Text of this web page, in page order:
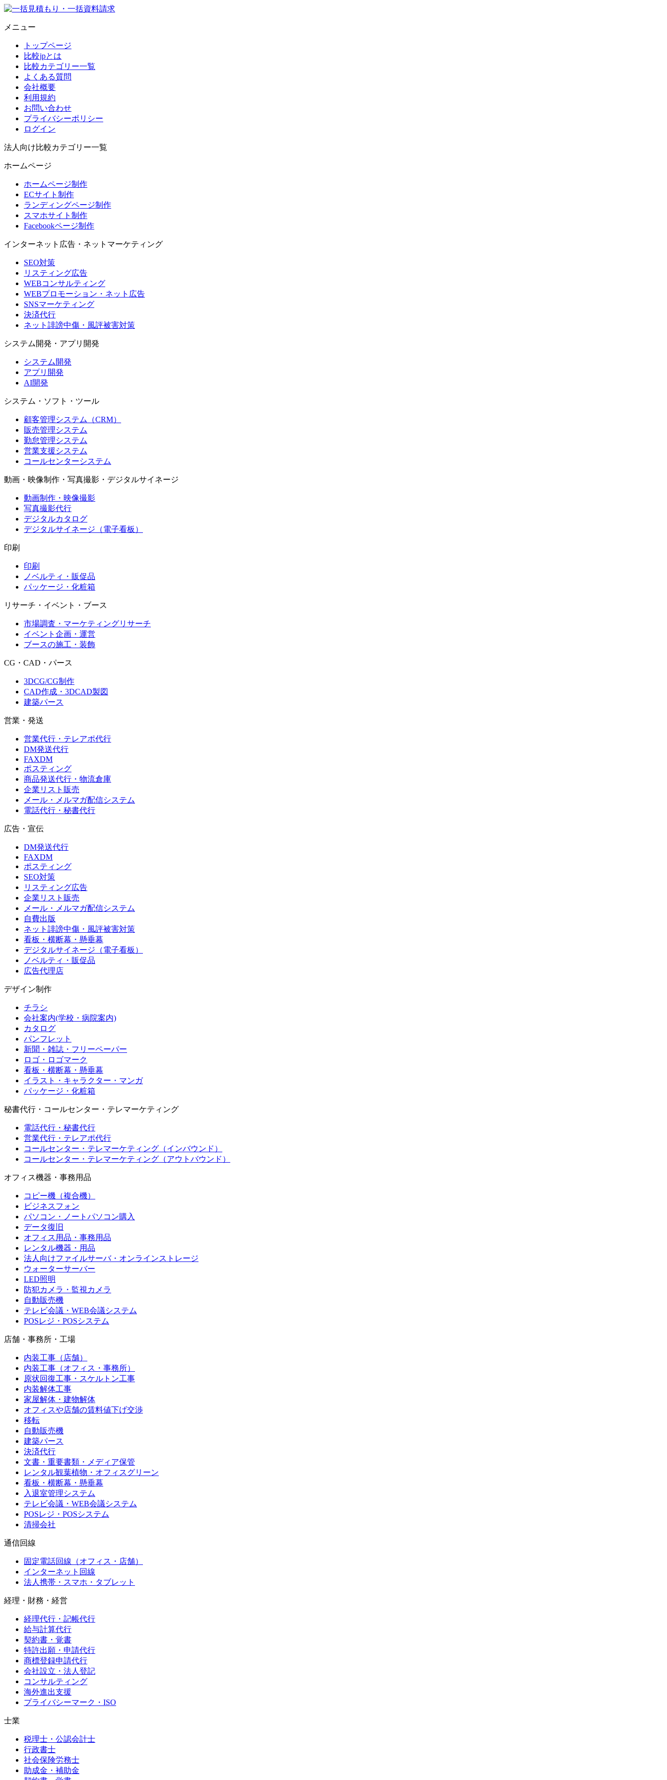
メニュー
トップページ
比較jpとは
比較カテゴリー一覧
よくある質問
会社概要
利用規約
お問い合わせ
プライバシーポリシー
ログイン
法人向け比較カテゴリー一覧
ホームページ
ホームページ制作
ECサイト制作
ランディングページ制作
スマホサイト制作
Facebookページ制作
インターネット広告・ネットマーケティング
SEO対策
リスティング広告
WEBコンサルティング
WEBプロモーション・ネット広告
SNSマーケティング
決済代行
ネット誹謗中傷・風評被害対策
システム開発・アプリ開発
システム開発
アプリ開発
AI開発
システム・ソフト・ツール
顧客管理システム（CRM）
販売管理システム
勤怠管理システム
営業支援システム
コールセンターシステム
動画・映像制作・写真撮影・デジタルサイネージ
動画制作・映像撮影
写真撮影代行
デジタルカタログ
デジタルサイネージ（電子看板）
印刷
印刷
ノベルティ・販促品
パッケージ・化粧箱
リサーチ・イベント・ブース
市場調査・マーケティングリサーチ
イベント企画・運営
ブースの施工・装飾
CG・CAD・パース
3DCG/CG制作
CAD作成・3DCAD製図
建築パース
営業・発送
営業代行・テレアポ代行
DM発送代行
FAXDM
ポスティング
商品発送代行・物流倉庫
企業リスト販売
メール・メルマガ配信システム
電話代行・秘書代行
広告・宣伝
DM発送代行
FAXDM
ポスティング
SEO対策
リスティング広告
企業リスト販売
メール・メルマガ配信システム
自費出版
ネット誹謗中傷・風評被害対策
看板・横断幕・懸垂幕
デジタルサイネージ（電子看板）
ノベルティ・販促品
広告代理店
デザイン制作
チラシ
会社案内(学校・病院案内)
カタログ
パンフレット
新聞・雑誌・フリーペーパー
ロゴ・ロゴマーク
看板・横断幕・懸垂幕
イラスト・キャラクター・マンガ
パッケージ・化粧箱
秘書代行・コールセンター・テレマーケティング
電話代行・秘書代行
営業代行・テレアポ代行
コールセンター・テレマーケティング（インバウンド）
コールセンター・テレマーケティング（アウトバウンド）
オフィス機器・事務用品
コピー機（複合機）
ビジネスフォン
パソコン・ノートパソコン購入
データ復旧
オフィス用品・事務用品
レンタル機器・用品
法人向けファイルサーバ・オンラインストレージ
ウォーターサーバー
LED照明
防犯カメラ・監視カメラ
自動販売機
テレビ会議・WEB会議システム
POSレジ・POSシステム
店舗・事務所・工場
内装工事（店舗）
内装工事（オフィス・事務所）
原状回復工事・スケルトン工事
内装解体工事
家屋解体・建物解体
オフィスや店舗の賃料値下げ交渉
移転
自動販売機
建築パース
決済代行
文書・重要書類・メディア保管
レンタル観葉植物・オフィスグリーン
看板・横断幕・懸垂幕
入退室管理システム
テレビ会議・WEB会議システム
POSレジ・POSシステム
清掃会社
通信回線
固定電話回線（オフィス・店舗）
インターネット回線
法人携帯・スマホ・タブレット
経理・財務・経営
経理代行・記帳代行
給与計算代行
契約書・覚書
特許出願・申請代行
商標登録申請代行
会社設立・法人登記
コンサルティング
海外進出支援
プライバシーマーク・ISO
士業
税理士・公認会計士
行政書士
社会保険労務士
助成金・補助金